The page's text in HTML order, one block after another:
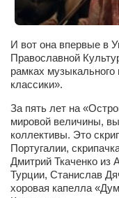
Туризм
Журналисты
Александр
Музыканты
Евгений
Сергей
И вот она впервые в
Православной
рамках
классики».
За пять лет на
мировой величины,
коллективы. Это
Португалии,
Дмитрий Ткаченко
Турции, Станислав
хоровая капелла